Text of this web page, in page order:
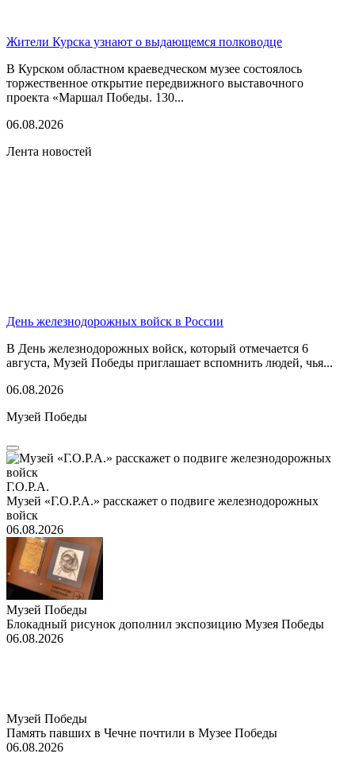
Жители Курска узнают о выдающемся полководце
В Курском областном краеведческом музее состоялось
торжественное открытие передвижного выставочного
проекта «Маршал Победы. 130...
06.08.2026
Лента новостей
День железнодорожных войск в России
В День железнодорожных войск, который отмечается 6
августа, Музей Победы приглашает вспомнить людей, чья...
06.08.2026
Музей Победы
Г.О.Р.А.
Музей «Г.О.Р.А.» расскажет о подвиге железнодорожных
войск
06.08.2026
Музей Победы
Блокадный рисунок дополнил экспозицию Музея Победы
06.08.2026
Музей Победы
Память павших в Чечне почтили в Музее Победы
06.08.2026